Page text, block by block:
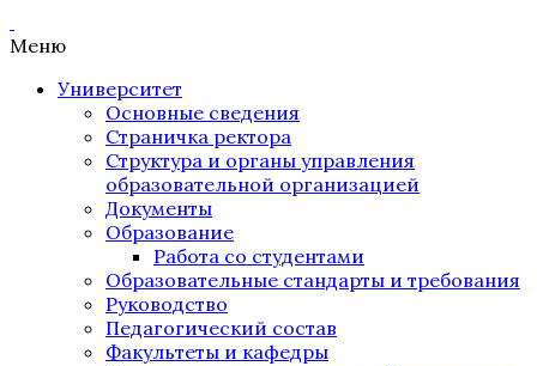
Меню
Университет
Основные сведения
Страничка ректора
Структура и органы управления
образовательной организацией
Документы
Образование
Работа со студентами
Образовательные стандарты и требования
Руководство
Педагогический состав
Факультеты и кафедры